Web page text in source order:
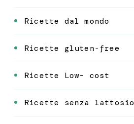
Ricette dal mondo
Ricette gluten-free
Ricette Low- cost
Ricette senza lattosio